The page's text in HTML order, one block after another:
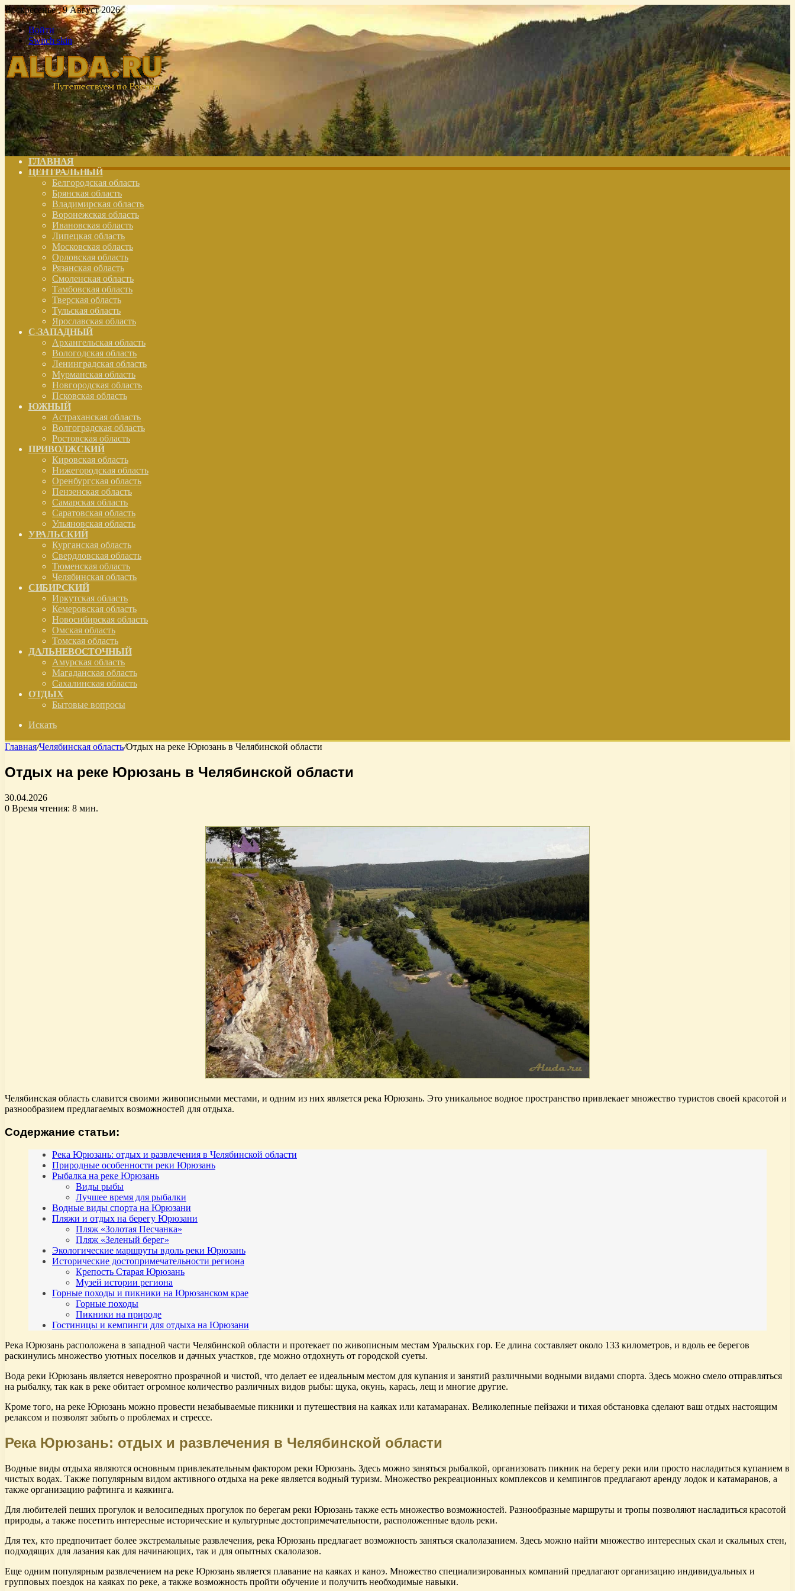
Воскресенье , 9 Август 2026
Войти
Switch skin
ГЛАВНАЯ
ЦЕНТРАЛЬНЫЙ
Белгородская область
Брянская область
Владимирская область
Воронежская область
Ивановская область
Липецкая область
Московская область
Орловская область
Рязанская область
Смоленская область
Тамбовская область
Тверская область
Тульская область
Ярославская область
С-ЗАПАДНЫЙ
Архангельская область
Вологодская область
Ленинградская область
Мурманская область
Новгородская область
Псковская область
ЮЖНЫЙ
Астраханская область
Волгоградская область
Ростовская область
ПРИВОЛЖСКИЙ
Кировская область
Нижегородская область
Оренбургская область
Пензенская область
Самарская область
Саратовская область
Ульяновская область
УРАЛЬСКИЙ
Курганская область
Свердловская область
Тюменская область
Челябинская область
СИБИРСКИЙ
Иркутская область
Кемеровская область
Новосибирская область
Омская область
Томская область
ДАЛЬНЕВОСТОЧНЫЙ
Амурская область
Магаданская область
Сахалинская область
ОТДЫХ
Бытовые вопросы
Искать
Главная/Челябинская область/Отдых на реке Юрюзань в Челябинской области
Отдых на реке Юрюзань в Челябинской области
30.04.2026
0 Время чтения: 8 мин.
Челябинская область славится своими живописными местами, и одним из них является река Юрюзань. Это уникальное водное пространство привлекает множество туристов своей красотой и
разнообразием предлагаемых возможностей для отдыха.
Содержание статьи:
Река Юрюзань: отдых и развлечения в Челябинской области
Природные особенности реки Юрюзань
Рыбалка на реке Юрюзань
Виды рыбы
Лучшее время для рыбалки
Водные виды спорта на Юрюзани
Пляжи и отдых на берегу Юрюзани
Пляж «Золотая Песчанка»
Пляж «Зеленый берег»
Экологические маршруты вдоль реки Юрюзань
Исторические достопримечательности региона
Крепость Старая Юрюзань
Музей истории региона
Горные походы и пикники на Юрюзанском крае
Горные походы
Пикники на природе
Гостиницы и кемпинги для отдыха на Юрюзани
Река Юрюзань расположена в западной части Челябинской области и протекает по живописным местам Уральских гор. Ее длина составляет около 133 километров, и вдоль ее берегов
раскинулись множество уютных поселков и дачных участков, где можно отдохнуть от городской суеты.
Вода реки Юрюзань является невероятно прозрачной и чистой, что делает ее идеальным местом для купания и занятий различными водными видами спорта. Здесь можно смело отправляться
на рыбалку, так как в реке обитает огромное количество различных видов рыбы: щука, окунь, карась, лещ и многие другие.
Кроме того, на реке Юрюзань можно провести незабываемые пикники и путешествия на каяках или катамаранах. Великолепные пейзажи и тихая обстановка сделают ваш отдых настоящим
релаксом и позволят забыть о проблемах и стрессе.
Река Юрюзань: отдых и развлечения в Челябинской области
Водные виды отдыха являются основным привлекательным фактором реки Юрюзань. Здесь можно заняться рыбалкой, организовать пикник на берегу реки или просто насладиться купанием в
чистых водах. Также популярным видом активного отдыха на реке является водный туризм. Множество рекреационных комплексов и кемпингов предлагают аренду лодок и катамаранов, а
также организацию рафтинга и каякинга.
Для любителей пеших прогулок и велосипедных прогулок по берегам реки Юрюзань также есть множество возможностей. Разнообразные маршруты и тропы позволяют насладиться красотой
природы, а также посетить интересные исторические и культурные достопримечательности, расположенные вдоль реки.
Для тех, кто предпочитает более экстремальные развлечения, река Юрюзань предлагает возможность заняться скалолазанием. Здесь можно найти множество интересных скал и скальных стен,
подходящих для лазания как для начинающих, так и для опытных скалолазов.
Еще одним популярным развлечением на реке Юрюзань является плавание на каяках и каноэ. Множество специализированных компаний предлагают организацию индивидуальных и
групповых поездок на каяках по реке, а также возможность пройти обучение и получить необходимые навыки.